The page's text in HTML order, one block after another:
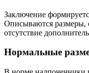
Заключение
Описываются размеры,
отсутствие
Нормальные